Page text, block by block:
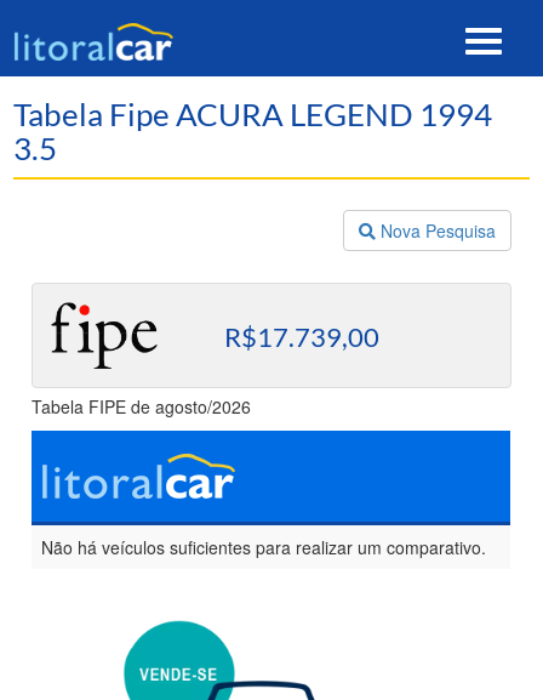
Toggle
Tabela Fipe ACURA LEGEND 1994
3.5
Nova Pesquisa
R$17.739,00
Tabela FIPE de agosto/2026
Não há veículos suficientes para realizar um comparativo.